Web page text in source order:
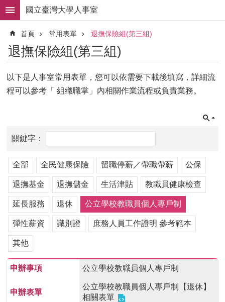
跳到主要內容區塊
進
階
搜
尋
求
職
徵
織
職
人
事
法
規
常
用
表
專
國立臺灣大學人事室
首頁 常用表單 退撫保險組(第三組)
退撫保險組(第三組)
以下是人事室常用表單，您可以依需要下載後填寫，詳細流
程可以參考「 組織職掌」內相關作業流程或負責業務。
全部 全民健康保險 留職停薪／帶職帶薪 公保
退撫基金 退撫儲金 生活津貼 教職員健康檢查
延長服務 退休 公立學校教職員個人專戶制
彈性薪資 識別證 庶務人員工作證明 參考範本
其他
公立學校教職員個人專戶制
公立學校教職員個人專戶制【退休】
相關表單